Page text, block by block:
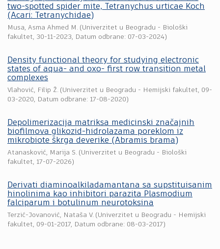
two-spotted spider mite, Tetranychus urticae Koch
(Acari: Tetranychidae)
Musa, Asma Ahmed M. (Univerzitet u Beogradu - Biološki
fakultet, 30-11-2023, Datum odbrane: 07-03-2024)
Density functional theory for studying electronic
states of aqua- and oxo- first row transition metal
complexes
Vlahović, Filip Ž. (Univerzitet u Beogradu - Hemijski fakultet, 09-
03-2020, Datum odbrane: 17-08-2020)
Depolimerizacija matriksa medicinski značajnih
biofilmova glikozid-hidrolazama poreklom iz
mikrobiote škrga deverike (Abramis brama)
Atanasković, Marija S. (Univerzitet u Beogradu - Biološki
fakultet, 17-07-2026)
Derivati diaminoalkiladamantana sa supstituisanim
hinolinima kao inhibitori parazita Plasmodium
falciparum i botulinum neurotoksina
Terzić-Jovanović, Nataša V. (Univerzitet u Beogradu - Hemijski
fakultet, 09-01-2017, Datum odbrane: 08-03-2017)